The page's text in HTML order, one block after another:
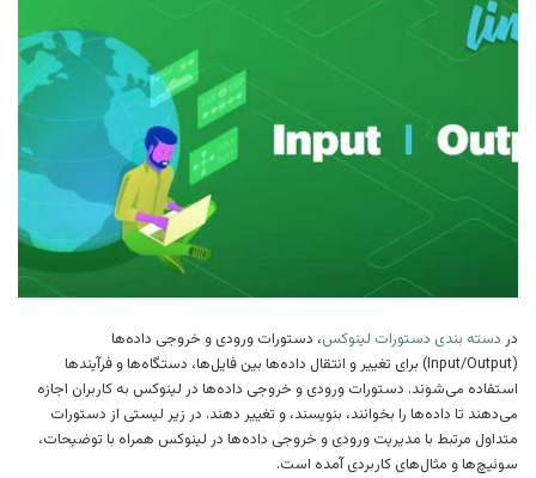
در دسته بندی دستورات لینوکس، دستورات ورودی و خروجی داده‌ها
(Input/Output) برای تغییر و انتقال داده‌ها بین فایل‌ها، دستگاه‌ها و فرآیندها
استفاده می‌شوند. دستورات ورودی و خروجی داده‌ها در لینوکس به کاربران اجازه
می‌دهند تا داده‌ها را بخوانند، بنویسند، و تغییر دهند. در زیر لیستی از دستورات
متداول مرتبط با مدیریت ورودی و خروجی داده‌ها در لینوکس همراه با توضیحات،
سوئیچ‌ها و مثال‌های کاربردی آمده است.